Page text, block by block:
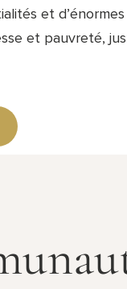
et
et pauvreté,